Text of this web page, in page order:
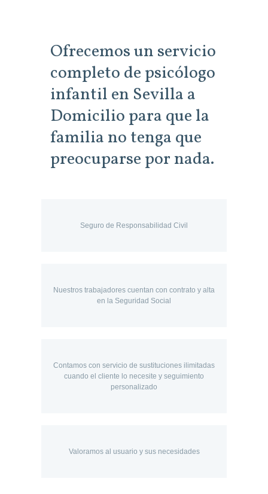
Ofrecemos un servicio
completo de psicólogo
infantil en Sevilla a
Domicilio para que la
familia no tenga que
preocuparse por nada.
Seguro de Responsabilidad Civil
Nuestros trabajadores cuentan con contrato y alta
en la Seguridad Social
Contamos con servicio de sustituciones ilimitadas
cuando el cliente lo necesite y seguimiento
personalizado
Valoramos al usuario y sus necesidades